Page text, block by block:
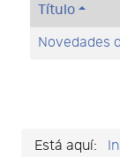
Título
Novedades
Está aquí: